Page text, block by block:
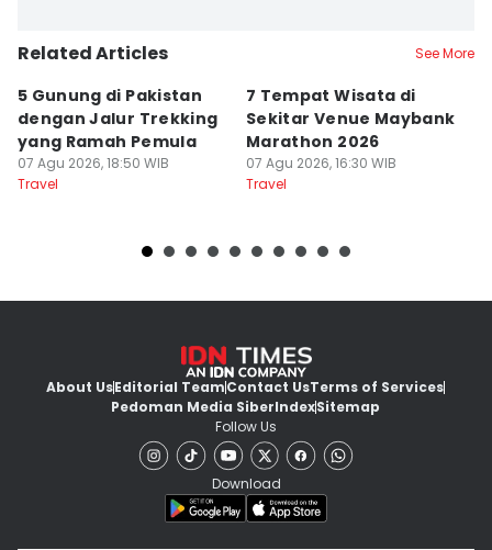
Related Articles See More
5 Gunung di Pakistan
dengan Jalur Trekking
yang Ramah Pemula
07 Agu 2026, 18:50 WIB
Travel
7 Tempat Wisata di
Sekitar Venue Maybank
Marathon 2026
07 Agu 2026, 16:30 WIB
Travel
About UsEditorial TeamContact UsTerms of Services
Pedoman Media SiberIndexSitemap
Follow Us
Download